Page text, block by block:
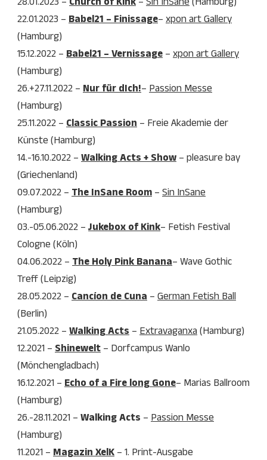
22.01.2023 –Babel21 – Finissage–xpon art Gallery
(Hamburg)
15.12.2022 –Babel21 – Vernissage–xpon art Gallery
(Hamburg)
26.+27.11.2022 –Nur für dIch!–Passion Messe
(Hamburg)
25.11.2022 –Classic Passion– Freie Akademie der
Künste (Hamburg)
14.-16.10.2022 –Walking Acts + Show– pleasure bay
(Griechenland)
09.07.2022 –The InSane Room–Sin InSane
(Hamburg)
03.-05.06.2022 –Jukebox of Kink– Fetish Festival
Cologne (Köln)
04.06.2022 –The Holy Pink Banana– Wave Gothic
Treff (Leipzig)
28.05.2022 –Cancíon de Cuna–German Fetish Ball
(Berlin)
21.05.2022 –Walking Acts–Extravaganxa(Hamburg)
12.2021 –Shinewelt– Dorfcampus Wanlo
(Mönchengladbach)
16.12.2021 –Echo of a Fire long Gone– Marias Ballroom
(Hamburg)
26.-28.11.2021 –Walking Acts –Passion Messe
(Hamburg)
11.2021 –Magazin XelK– 1. Print-Ausgabe